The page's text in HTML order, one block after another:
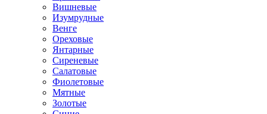
Вишневые
Изумрудные
Венге
Ореховые
Янтарные
Сиреневые
Салатовые
Фиолетовые
Мятные
Золотые